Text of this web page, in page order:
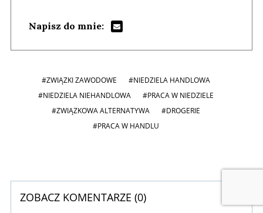
Napisz do mnie:
#ZWIĄZKI ZAWODOWE
#NIEDZIELA HANDLOWA
#NIEDZIELA NIEHANDLOWA
#PRACA W NIEDZIELE
#ZWIĄZKOWA ALTERNATYWA
#DROGERIE
#PRACA W HANDLU
ZOBACZ KOMENTARZE (0)